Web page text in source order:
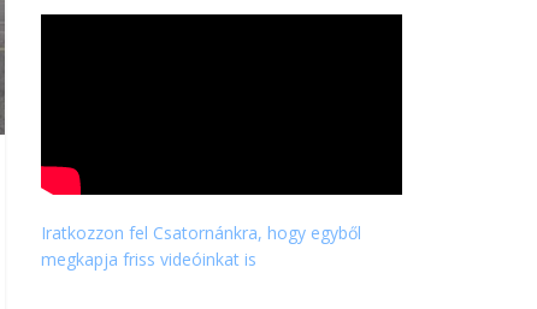
Iratkozzon fel Csatornánkra, hogy egyből
megkapja friss videóinkat is